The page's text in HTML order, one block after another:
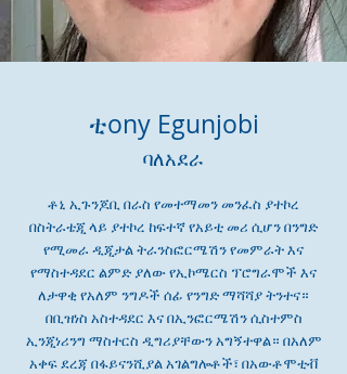
ቲony Egunjobi
ባለአደራ
ቶኒ ኢጉንጆቢ በራስ የመተማመን መንፈስ ያተኮረ
በስትራቴጂ ላይ ያተኮረ ከፍተኛ የአይቲ መሪ ሲሆን በንግድ
የሚመራ ዲጂታል ትራንስፎርሜሽን የመምራት እና
የማስተዳደር ልምድ ያለው የኢኮሜርስ ፕሮግራሞች እና
ለታዋቂ የአለም ንግዶች ሰፊ የንግድ ማሻሻያ ትንተና።
በቢዝነስ አስተዳደር እና በኢንፎርሜሽን ሲስተምስ
ኢንጂነሪንግ ማስተርስ ዲግሪያቸውን አግኝተዋል። በአለም
አቀፍ ደረጃ በፋይናንሺያል አገልግሎቶች፣ በአውቶሞቲቭ